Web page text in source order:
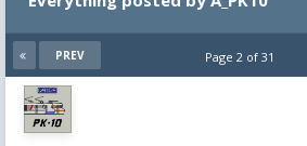
PREV Page 2 of 31